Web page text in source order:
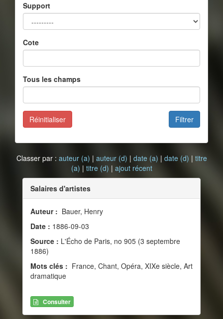
Support
Cote
Tous les champs
Filtrer
Réinitialiser
Classer par : auteur (a) | auteur (d) | date (a) | date (d) | titre
(a) | titre (d) | ajout récent
Salaires d'artistes
Auteur : Bauer, Henry
Date : 1886-09-03
Source : L'Écho de Paris, no 905 (3 septembre
1886)
Mots clés : France, Chant, Opéra, XIXe siècle, Art
dramatique
Consulter